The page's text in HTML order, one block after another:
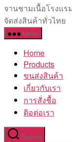
เซรามิค
ครบ
ครัน
โรงงาน
จานชามเนื้อโรงแ
จัดส่งสินค้าทั่วไทย
Menu
Home
Products
ขนส่งสินค้า
เกี่ยวกับเรา
การสั่งชื้อ
ติอต่อเรา
Search